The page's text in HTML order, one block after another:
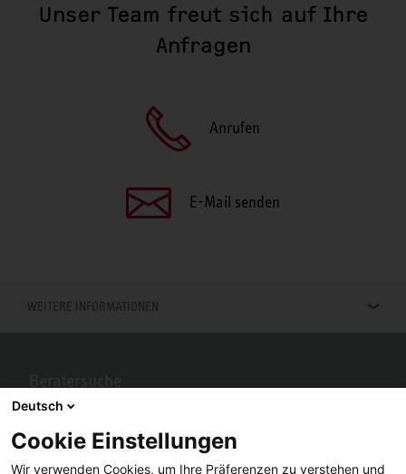
Unser Team freut sich auf Ihre
Anfragen
Anrufen
E-Mail senden
WEITERE INFORMATIONEN
Berater in Ihrer Nähe gesucht? Mit STIEBEL ELTRON kein Problem.
Deutsch
Cookie Einstellungen
Wir verwenden Cookies, um Ihre Präferenzen zu verstehen und